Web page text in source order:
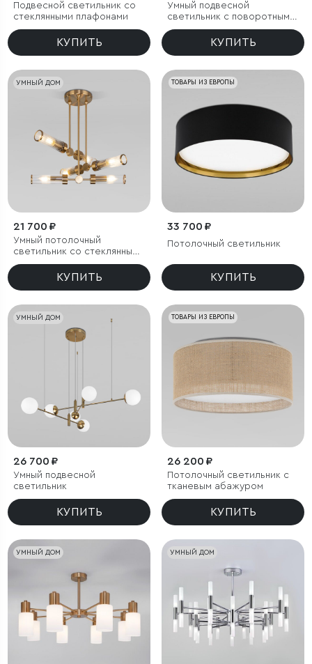
Подвесной светильник со
стеклянными плафонами
КУПИТЬ
Умный подвесной
светильник с поворотным
механизмом
КУПИТЬ
УМНЫЙ ДОМ
21 700 ₽
Умный потолочный
светильник со стеклянными
плафонами
КУПИТЬ
ТОВАРЫ ИЗ ЕВРОПЫ
33 700 ₽
Потолочный светильник
КУПИТЬ
УМНЫЙ ДОМ
26 700 ₽
Умный подвесной
светильник
КУПИТЬ
ТОВАРЫ ИЗ ЕВРОПЫ
26 200 ₽
Потолочный светильник с
тканевым абажуром
КУПИТЬ
УМНЫЙ ДОМ УМНЫЙ ДОМ